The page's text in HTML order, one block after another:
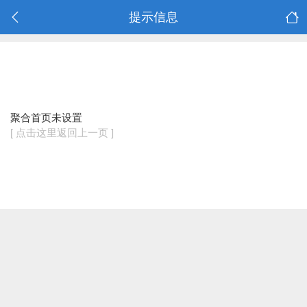
提示信息
聚合首页未设置
[ 点击这里返回上一页 ]